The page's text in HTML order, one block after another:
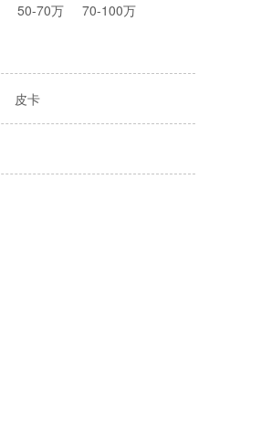
50-70万 70-100万
皮卡